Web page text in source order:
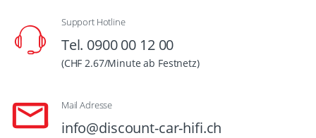
Support Hotline
Tel. 0900 00 12 00
(CHF 2.67/Minute ab Festnetz)
Mail Adresse
info@discount-car-hifi.ch